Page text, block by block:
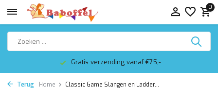
0
Gratis verzending vanaf €75,-
Terug Home Classic Game Slangen en Ladder...